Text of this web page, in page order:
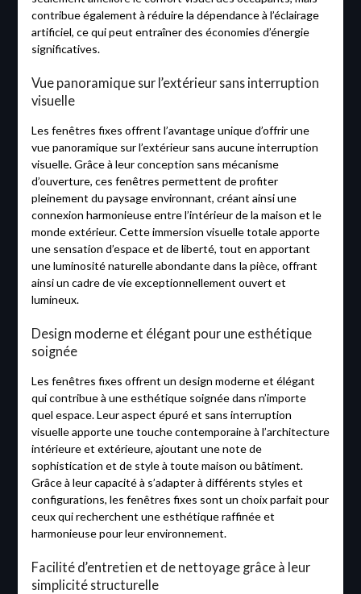
contribue également à réduire la dépendance à l’éclairage
artificiel, ce qui peut entraîner des économies d’énergie
significatives.
Vue panoramique sur l’extérieur sans interruption
visuelle
Les fenêtres fixes offrent l’avantage unique d’offrir une
vue panoramique sur l’extérieur sans aucune interruption
visuelle. Grâce à leur conception sans mécanisme
d’ouverture, ces fenêtres permettent de profiter
pleinement du paysage environnant, créant ainsi une
connexion harmonieuse entre l’intérieur de la maison et le
monde extérieur. Cette immersion visuelle totale apporte
une sensation d’espace et de liberté, tout en apportant
une luminosité naturelle abondante dans la pièce, offrant
ainsi un cadre de vie exceptionnellement ouvert et
lumineux.
Design moderne et élégant pour une esthétique
soignée
Les fenêtres fixes offrent un design moderne et élégant
qui contribue à une esthétique soignée dans n’importe
quel espace. Leur aspect épuré et sans interruption
visuelle apporte une touche contemporaine à l’architecture
intérieure et extérieure, ajoutant une note de
sophistication et de style à toute maison ou bâtiment.
Grâce à leur capacité à s’adapter à différents styles et
configurations, les fenêtres fixes sont un choix parfait pour
ceux qui recherchent une esthétique raffinée et
harmonieuse pour leur environnement.
Facilité d’entretien et de nettoyage grâce à leur
simplicité structurelle